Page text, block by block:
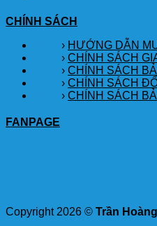
CHÍNH SÁCH
› HƯỚNG DẪN
› CHÍNH SÁCH
› CHÍNH SÁCH
› CHÍNH SÁCH
› CHÍNH SÁCH
FANPAGE
Copyright 2026 © Trần